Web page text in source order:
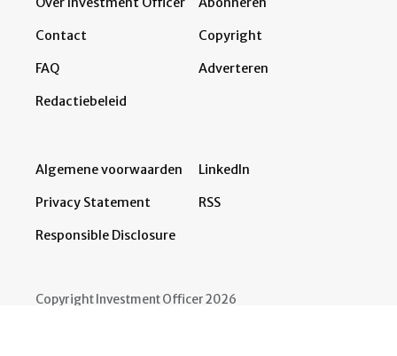
Contact
FAQ
Redactiebeleid
Copyright
Adverteren
Algemene voorwaarden
Privacy Statement
Responsible Disclosure
LinkedIn
RSS
Copyright Investment Officer 2026